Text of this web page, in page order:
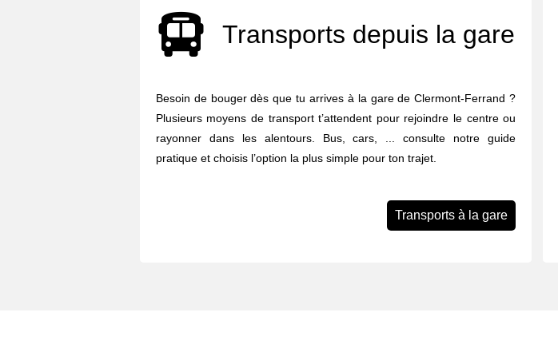
Transports depuis la gare
Besoin de bouger dès que tu arrives à la gare de Clermont-Ferrand ?
Plusieurs moyens de transport t’attendent pour rejoindre le centre ou
rayonner dans les alentours. Bus, cars, ... consulte notre guide
pratique et choisis l’option la plus simple pour ton trajet.
Transports à la gare